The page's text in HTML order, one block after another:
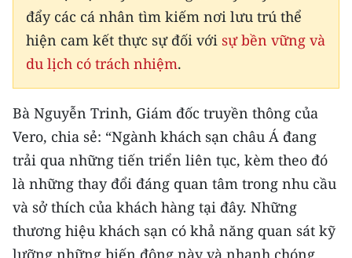
đẩy các cá nhân tìm kiếm nơi lưu trú thể
hiện cam kết thực sự đối với sự bền vững và
du lịch có trách nhiệm.
Bà Nguyễn Trinh, Giám đốc truyền thông của
Vero, chia sẻ: “Ngành khách sạn châu Á đang
trải qua những tiến triển liên tục, kèm theo đó
là những thay đổi đáng quan tâm trong nhu cầu
và sở thích của khách hàng tại đây. Những
thương hiệu khách sạn có khả năng quan sát kỹ
lưỡng những biến động này và nhanh chóng